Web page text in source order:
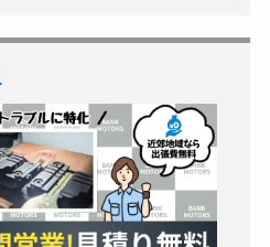
9,900円～（税込）
6,600円～（税込）
9,900円～（税込）
9,900円～（税込）